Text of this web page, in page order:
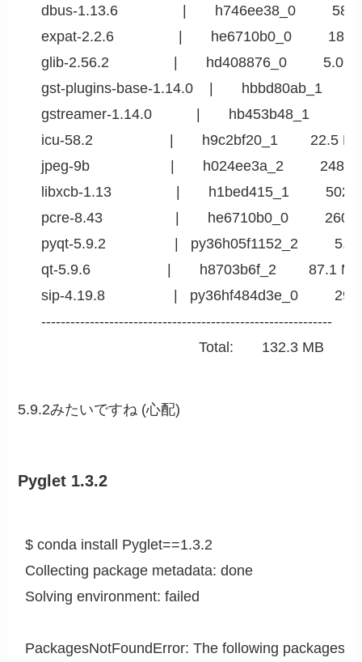
dbus-1.13.6                |       h746ee38_0
expat-2.2.6                |       he6710b0_0
glib-2.56.2                |       hd408876_0         5.0
gst-plugins-base-1.14.0    |       hbbd80ab_1
gstreamer-1.14.0           |       hb453b48_1
icu-58.2                   |       h9c2bf20_1        22.5
jpeg-9b                    |       h024ee3a_2         248
libxcb-1.13                |       h1bed415_1         502
pcre-8.43                  |       he6710b0_0         260
pyqt-5.9.2                 |   py36h05f1152_2
qt-5.9.6                   |       h8703b6f_2        87.1
sip-4.19.8                 |   py36hf484d3e_0
    ------------------------------------------------------------
                                           Total:       132.3 MB
5.9.2みたいですね (心配)
Pyglet 1.3.2
$ conda install Pyglet==1.3.2
Collecting package metadata: done
Solving environment: failed
PackagesNotFoundError: The following packages